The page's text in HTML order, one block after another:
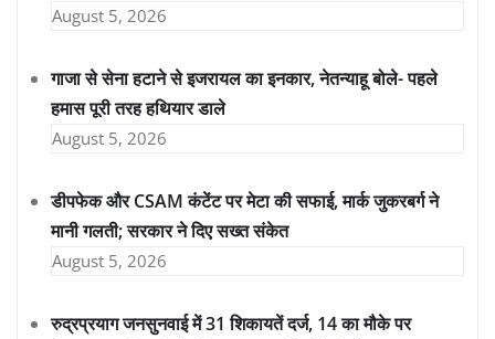
August 5, 2026
गाजा से सेना हटाने से इजरायल का इनकार, नेतन्याहू बोले- पहले
हमास पूरी तरह हथियार डाले
August 5, 2026
डीपफेक और CSAM कंटेंट पर मेटा की सफाई, मार्क जुकरबर्ग ने
मानी गलती; सरकार ने दिए सख्त संकेत
August 5, 2026
रुद्रप्रयाग जनसुनवाई में 31 शिकायतें दर्ज, 14 का मौके पर